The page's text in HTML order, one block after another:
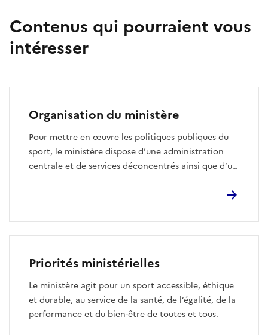
Contenus qui pourraient vous
intéresser
Organisation du ministère
Pour mettre en œuvre les politiques publiques du
sport, le ministère dispose d’une administration
centrale et de services déconcentrés ainsi que d’un
Priorités ministérielles
Le ministère agit pour un sport accessible, éthique
et durable, au service de la santé, de l’égalité, de la
performance et du bien-être de toutes et tous.